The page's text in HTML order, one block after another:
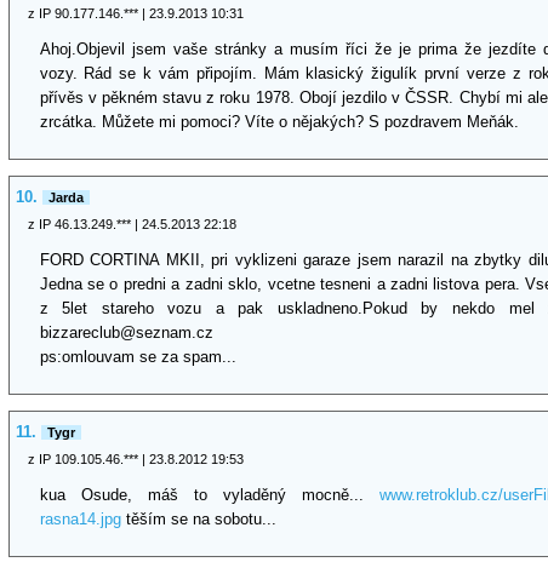
z IP 90.177.146.***| 23.9.2013 10:31
Ahoj.Objevil jsem vaše stránky a musím říci že je prima že jezdíte
vozy. Rád se k vám připojím. Mám klasický žigulík první verze z
přívěs v pěkném stavu z roku 1978. Obojí jezdilo v ČSSR. Chybí mi
zrcátka. Můžete mi pomoci? Víte o nějakých? S pozdravem Meňák.
10.
Jarda
z IP 46.13.249.***| 24.5.2013 22:18
FORD CORTINA MKII, pri vyklizeni garaze jsem narazil na zbytky
Jedna se o predni a zadni sklo, vcetne tesneni a zadni listova pera.
z 5let stareho vozu a pak uskladneno.Pokud by nekdo mel
bizzareclub@seznam.cz
ps:omlouvam se za spam...
11.
Tygr
z IP 109.105.46.***| 23.8.2012 19:53
kua Osude, máš to vyladěný mocně...www.retroklub.cz/
rasna14.jpgtěším se na sobotu...